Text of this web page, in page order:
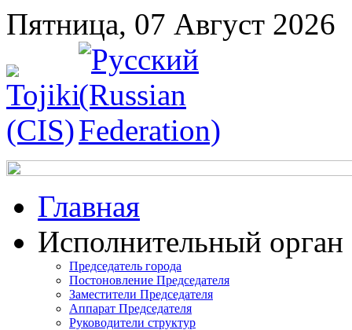
Пятница, 07 Август 2026
Главная
Исполнительный орган
Председатель города
Постоновление Председателя
Заместители Председателя
Аппарат Председателя
Руководители структур